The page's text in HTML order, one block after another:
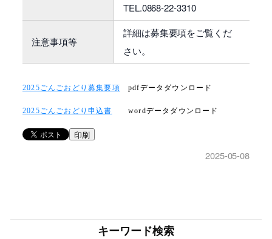
TEL.0868-22-3310
注意事項等
詳細は募集要項をご覧くだ
さい。
2025ごんごおどり募集要項 pdfデータダウンロード
2025ごんごおどり申込書 wordデータダウンロード
印刷
2025-05-08
キーワード検索